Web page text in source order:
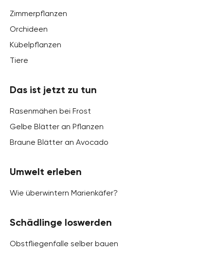
Zimmerpflanzen
Orchideen
Kübelpflanzen
Tiere
Das ist jetzt zu tun
Rasenmähen bei Frost
Gelbe Blätter an Pflanzen
Braune Blätter an Avocado
Umwelt erleben
Wie überwintern Marienkäfer?
Schädlinge loswerden
Obstfliegenfalle selber bauen